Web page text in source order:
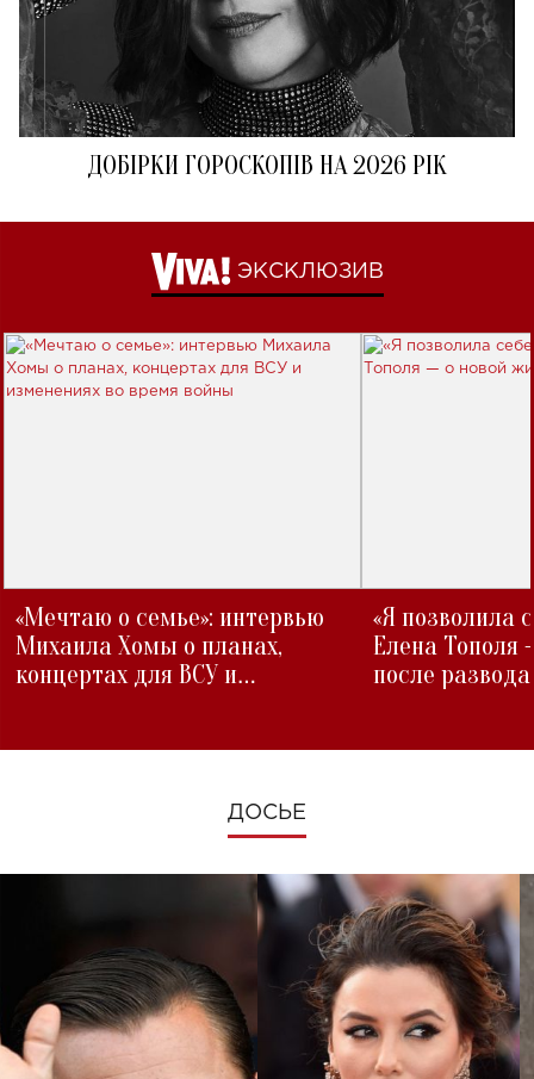
ДОБІРКИ ГОРОСКОПІВ НА 2026 РІК
ЭКСКЛЮЗИВ
«Мечтаю о семье»: интервью
Михаила Хомы о планах,
концертах для ВСУ и
«Я позволила
Елена Тополя
после развода
ДОСЬЕ